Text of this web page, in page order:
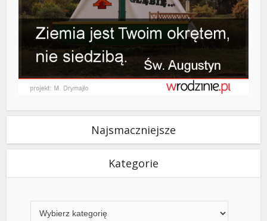
Najsmaczniejsze
Kategorie